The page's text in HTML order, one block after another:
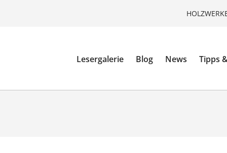
Lesergalerie Blog News Tipps